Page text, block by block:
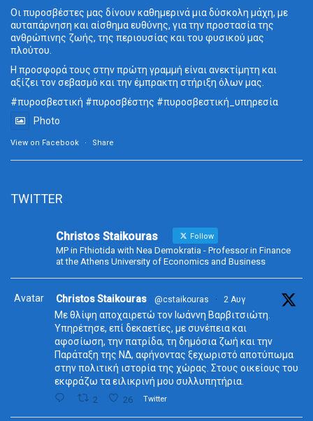
Οι πυροσβέστες μας δίνουν καθημερινά μια δύσκολη μάχη, με
αυταπάρνηση και αίσθημα ευθύνης, για την προστασία της
ανθρώπινης ζωής, της περιουσίας και του φυσικού μας
πλούτου.
Η προσφορά τους στην πρώτη γραμμή είναι ανεκτίμητη και
αξίζει τον σεβασμό και την έμπρακτη στήριξη όλων μας.
#πυροσβεστική #πυροσβέστης #πυροσβεστική_ υπηρεσία
Photo
View on Facebook · Share
TWITTER
Christos Staikouras Follow
MP in Fthiotida with Nea Demokratia - Professor in Finance
at the Athens University of Economics and Business
Avatar Christos Staikouras @cstaikouras · 2 Αυγ
Με θλίψη αποχαιρετώ τον Ιωάννη Βαρβιτσιώτη.
Υπηρέτησε, επί δεκαετίες, με συνέπεια και
αφοσίωση, την πατρίδα, τη δημόσια ζωή και την
Παράταξη της ΝΔ, αφήνοντας ξεχωριστό αποτύπωμα
στην πολιτική ιστορία της χώρας. Στους οικείους του
εκφράζω τα ειλικρινή μου συλλυπητήρια.
2 26 Twitter